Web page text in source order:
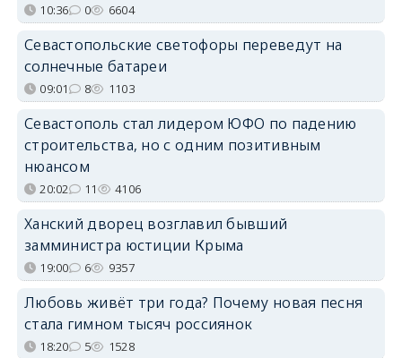
10:36 0 6604
Севастопольские светофоры переведут на
солнечные батареи
09:01 8 1103
Севастополь стал лидером ЮФО по падению
строительства, но с одним позитивным
нюансом
20:02 11 4106
Ханский дворец возглавил бывший
замминистра юстиции Крыма
19:00 6 9357
Любовь живёт три года? Почему новая песня
стала гимном тысяч россиянок
18:20 5 1528